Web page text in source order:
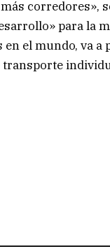
más corredores»,
para la
en el mundo, va